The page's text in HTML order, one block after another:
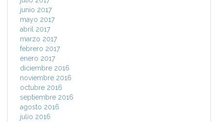
junio 2017
mayo 2017
abril 2017
marzo 2017
febrero 2017
enero 2017
diciembre 2016
noviembre 2016
octubre 2016
septiembre 2016
agosto 2016
julio 2016